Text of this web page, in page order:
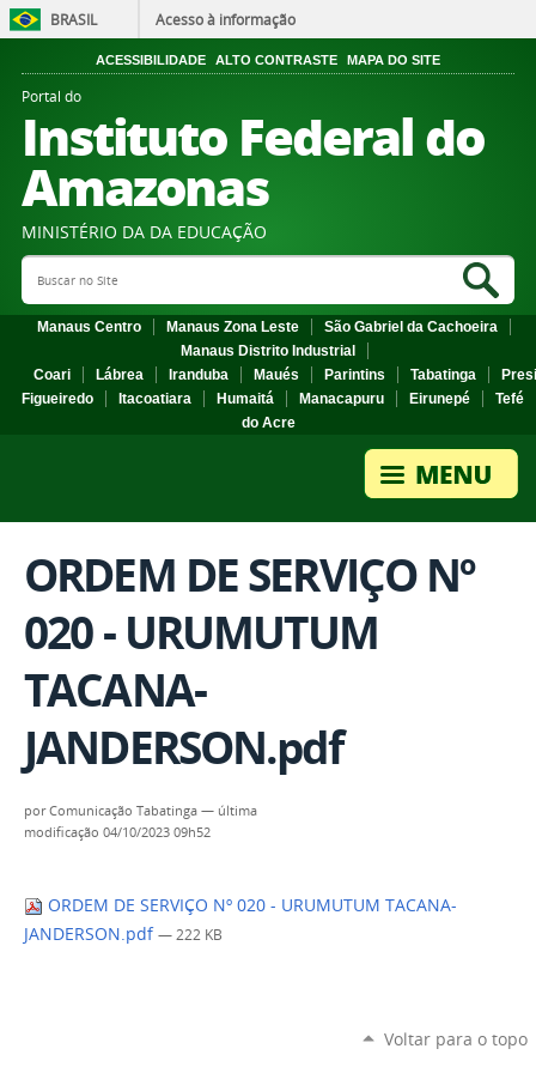
BRASIL Acesso à informação
ACESSIBILIDADE ALTO CONTRASTE MAPA DO SITE
Portal do
Instituto Federal do
Amazonas
MINISTÉRIO DA DA EDUCAÇÃO
Search Site
Manaus Centro Manaus Zona Leste
São Gabriel da Cachoeira
Manaus Distrito Industrial
Coari
Lábrea Iranduba Maués Parintins Tabatinga
Figueiredo
Itacoatiara Humaitá Manacapuru Eirunepé
Tefé
do Acre
ORDEM DE SERVIÇO Nº
020 - URUMUTUM
TACANA-
JANDERSON.pdf
porComunicação Tabatinga — última
modificação 04/10/2023 09h52
ORDEM DE SERVIÇO Nº 020 - URUMUTUM TACANA-
JANDERSON.pdf — 222 KB
Voltar para o topo